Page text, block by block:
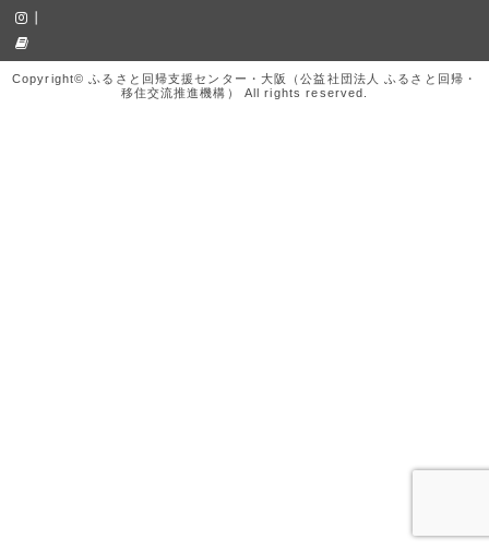
Copyright© ふるさと回帰支援センター・大阪（公益社団法人 ふるさと回帰・
移住交流推進機構） All rights reserved.